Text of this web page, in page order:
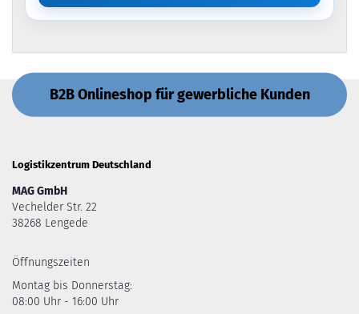
B2B Onlineshop für gewerbliche Kunden
Logistikzentrum Deutschland
MAG GmbH
Vechelder Str. 22
38268 Lengede
Öffnungszeiten
Montag bis Donnerstag:
08:00 Uhr - 16:00 Uhr